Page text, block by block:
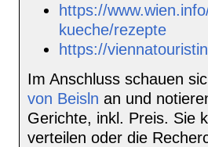
https://
kueche/rezepte
https://
Im Anschluss schauen
von Beisln an und
Gerichte, inkl. Preis. Sie
verteilen oder die